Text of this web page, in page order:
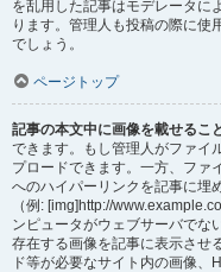
を乱用した記事はモデレータに
ります。管理人も投稿の際に使
でしょう。
ページトップ
記事の本文中に画像を載せるこ
できます。もし管理人がファイ
プロードできます。一方、ファ
へのハイパーリンクを記事に埋
（例: [img]http://
ンピュータがウェブサーバでな
存在する画像を記事に表示させ
ド等が必要なサイト内の画像